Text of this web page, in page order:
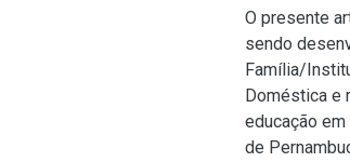
O presente
sendo
Família/
Doméstica e
educação
de